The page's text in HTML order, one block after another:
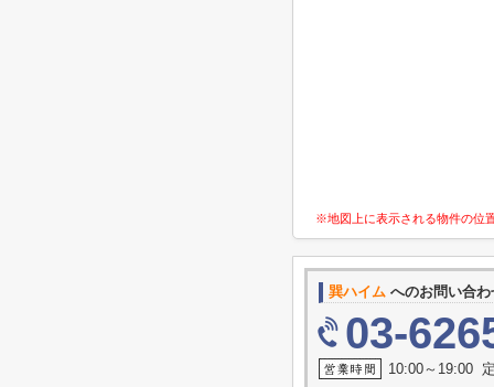
※地図上に表示される物件の位
巽ハイム へのお問い合
03-
10:00～19:00